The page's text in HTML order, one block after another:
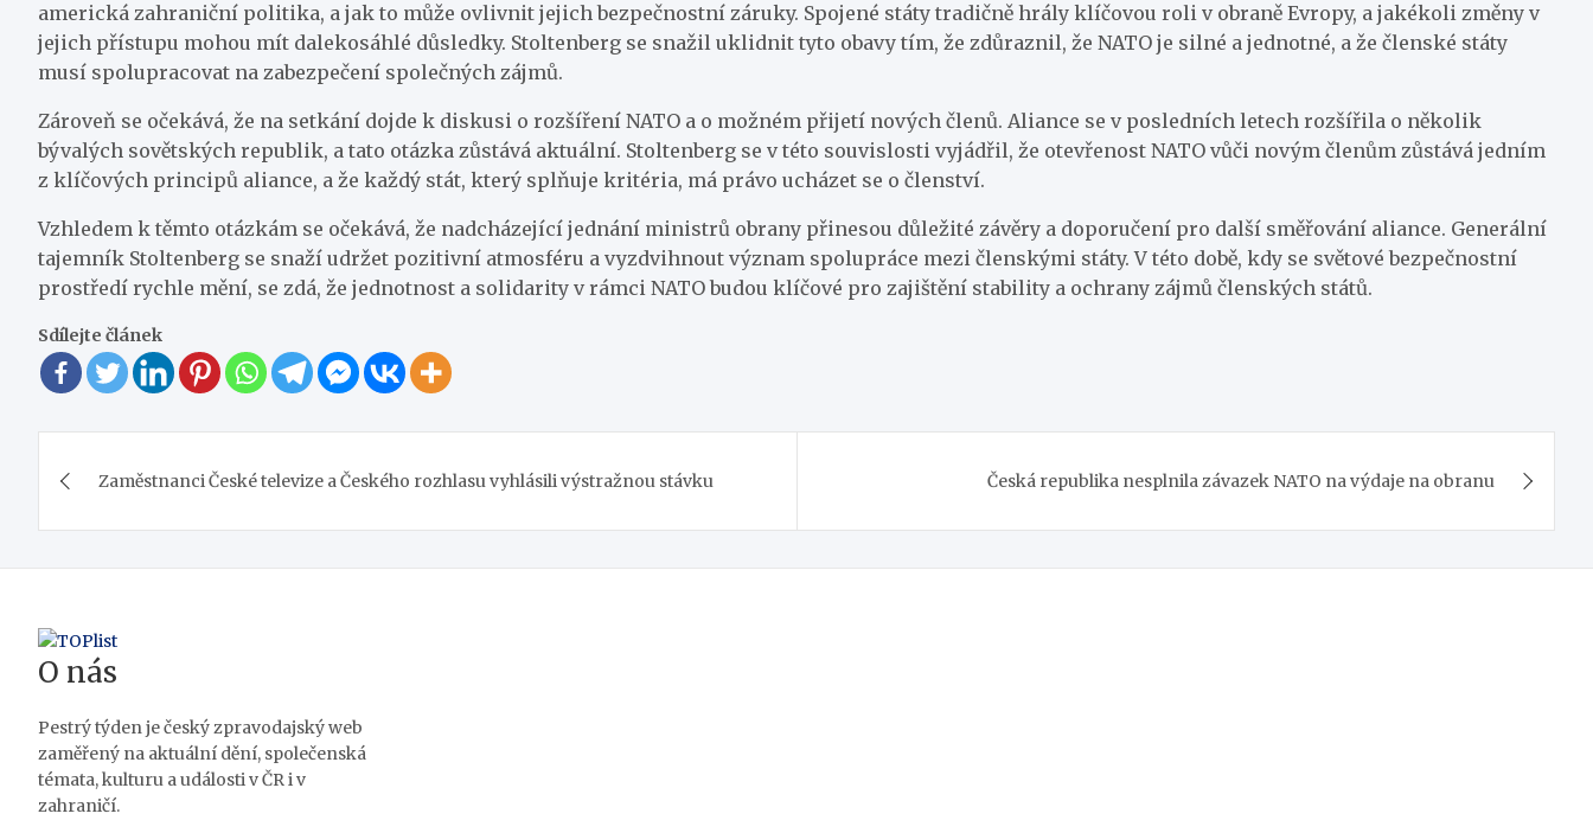
americká zahraniční politika, a jak to může ovlivnit jejich bezpečnostní záruky. Spojené státy tradičně hrály klíčovou roli v obraně Evropy, a jakékoli změny v
jejich přístupu mohou mít dalekosáhlé důsledky. Stoltenberg se snažil uklidnit tyto obavy tím, že zdůraznil, že NATO je silné a jednotné, a že členské státy
musí spolupracovat na zabezpečení společných zájmů.
Zároveň se očekává, že na setkání dojde k diskusi o rozšíření NATO a o možném přijetí nových členů. Aliance se v posledních letech rozšířila o několik
bývalých sovětských republik, a tato otázka zůstává aktuální. Stoltenberg se v této souvislosti vyjádřil, že otevřenost NATO vůči novým členům zůstává jedním
z klíčových principů aliance, a že každý stát, který splňuje kritéria, má právo ucházet se o členství.
Vzhledem k těmto otázkám se očekává, že nadcházející jednání ministrů obrany přinesou důležité závěry a doporučení pro další směřování aliance. Generální
tajemník Stoltenberg se snaží udržet pozitivní atmosféru a vyzdvihnout význam spolupráce mezi členskými státy. V této době, kdy se světové bezpečnostní
prostředí rychle mění, se zdá, že jednotnost a solidarity v rámci NATO budou klíčové pro zajištění stability a ochrany zájmů členských států.
Sdílejte článek
pro
Zaměstnanci České televize a Českého rozhlasu vyhlásili výstražnou stávku Česká republika nesplnila závazek NATO na výdaje na obranu
O nás
Pestrý týden je český zpravodajský web
zaměřený na aktuální dění, společenská
témata, kulturu a události v ČR i v
zahraničí.